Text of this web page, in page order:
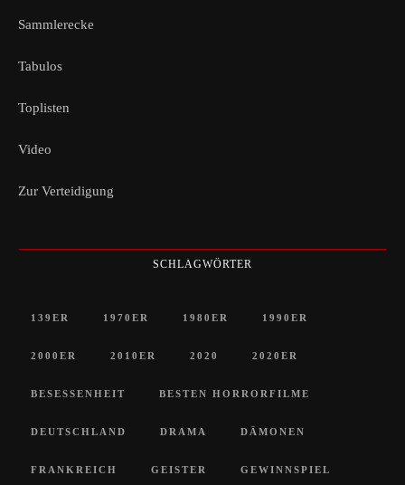
Sammlerecke
Tabulos
Toplisten
Video
Zur Verteidigung
SCHLAGWÖRTER
139ER 1970ER 1980ER 1990ER
2000ER 2010ER 2020 2020ER
BESESSENHEIT BESTEN HORRORFILME
DEUTSCHLAND DRAMA DÄMONEN
FRANKREICH GEISTER GEWINNSPIEL